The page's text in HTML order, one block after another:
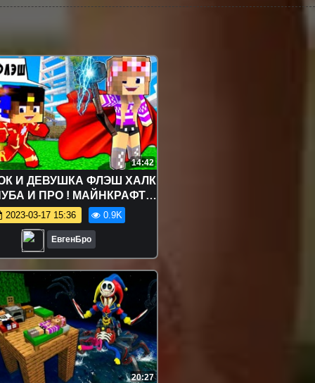
14:42
И ДЕВУШКА ФЛЭШ ХАЛК
И ПРО ! МАЙНКРАФТ
БОМЖА ВИДЕО
MINECRAFT
2023-03-17 15:36 0.9K
ЕвгенБро
20:27